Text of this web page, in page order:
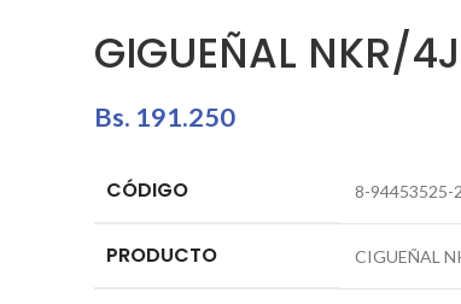
GIGUEÑAL NKR/
Bs. 191.250
CÓDIGO 8-94453525-2
PRODUCTO CIGUEÑAL